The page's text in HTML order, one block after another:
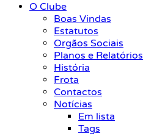
O Clube
Boas Vindas
Estatutos
Orgãos Sociais
Planos e Relatórios
História
Frota
Contactos
Notícias
Em lista
Tags